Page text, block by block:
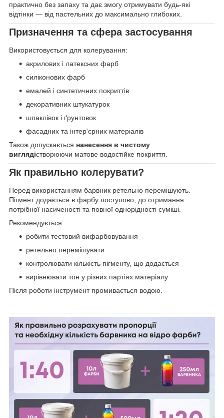
практично без запаху та дає змогу отримувати будь-які
відтінки — від пастельних до максимально глибоких.
Призначення та сфера застосування
Використовується для колерування:
акрилових і латексних фарб
силіконових фарб
емалей і синтетичних покриттів
декоративних штукатурок
шпаклівок і ґрунтовок
фасадних та інтер'єрних матеріалів
Також допускається нанесення в чистому
виглядістворюючи матове водостійке покриття.
Як правильно колерувати?
Перед використанням барвник ретельно перемішують.
Пігмент додається в фарбу поступово, до отримання
потрібної насиченості та повної однорідності суміші.
Рекомендується:
робити тестовий вифарбовування
ретельно перемішувати
контролювати кількість пігменту, що додається
вирівнювати тон у різних партіях матеріалу
Після роботи інструмент промивається водою.